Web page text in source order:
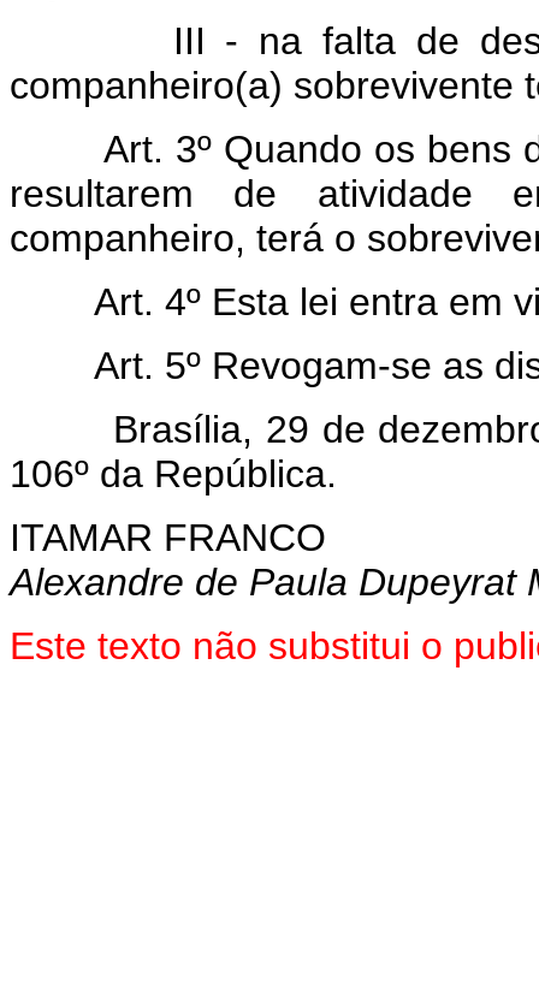
III - na falta de
companheiro(a) sobrevivente
Art. 3º Quando os bens
resultarem de atividade
companheiro, terá o
Art. 4º Esta lei entra em
Art. 5º Revogam-se as
Brasília, 29 de dezembro
106º da República.
ITAMAR FRANCO
Alexandre de Paula Dupeyrat
Este texto não substitui o